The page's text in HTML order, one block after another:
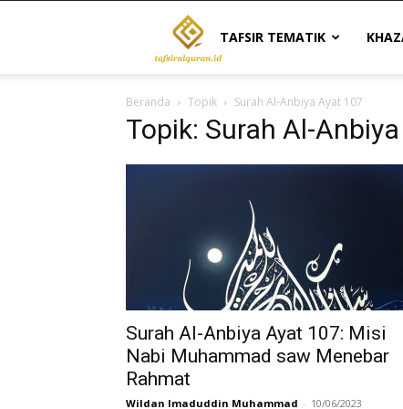
Tafsir
Al
|
Referensi
Tafsir
TAFSIR TEMATIK
Beranda Topik Surah Al-Anbiya Ayat 107
Topik: Surah Al-
Surah Al-Anbiya Ayat 107: Misi
Nabi Muhammad saw Menebar
Rahmat
Wildan Imaduddin Muhammad - 10/06/2023